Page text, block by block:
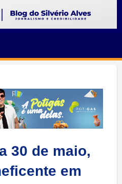
SILVERIO
ALVES
30 de maio,
em